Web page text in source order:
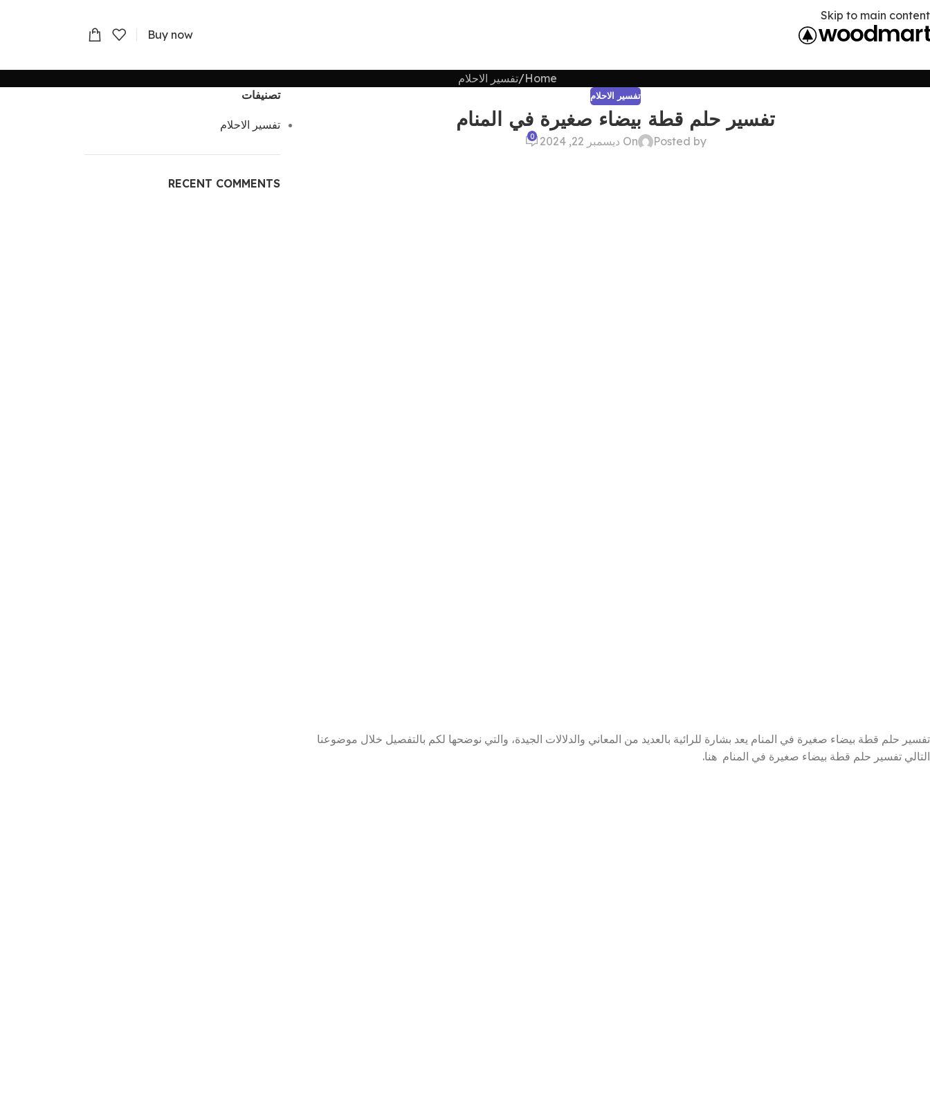
Skip to main content
Buy now
Home تفسير الاحلام
تفسير الاحلام
تفسير حلم قطة بيضاء صغيرة في المنام
Posted by On ديسمبر 22, 2024 0
تفسير حلم قطة بيضاء صغيرة في المنام يعد بشارة للرائية بالعديد من المعاني والدلالات الجيدة، والتي نوضحها لكم بالتفصيل خلال موضوعنا
التالي تفسير حلم قطة بيضاء صغيرة في المنام هنا.
تصنيفات
تفسير الاحلام
RECENT COMMENTS